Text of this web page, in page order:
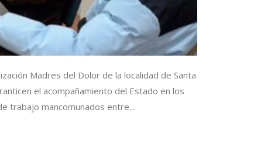
Madres del Dolor de la localidad de Santa
el acompañamiento del Estado en los
trabajo mancomunados entre...